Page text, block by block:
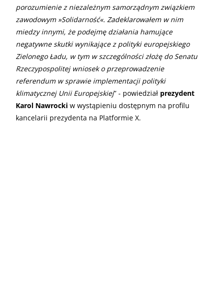
porozumienie z niezależnym samorządnym związkiem
zawodowym »Solidarność«. Zadeklarowałem w nim
miedzy innymi, że podejmę działania hamujące
negatywne skutki wynikające z polityki europejskiego
Zielonego Ładu, w tym w szczególności złożę do Senatu
Rzeczypospolitej wniosek o przeprowadzenie
referendum w sprawie implementacji polityki
klimatycznej Unii Europejskiej” - powiedział prezydent
Karol Nawrocki w wystąpieniu dostępnym na profilu
kancelarii prezydenta na Platformie X.